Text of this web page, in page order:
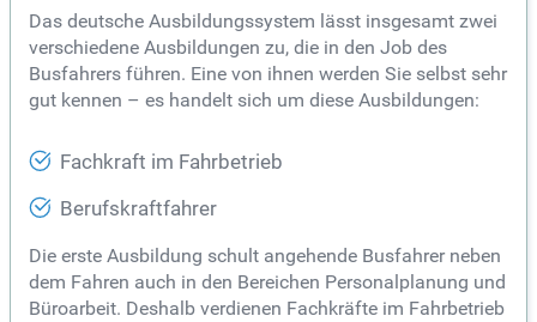
Das deutsche Ausbildungssystem lässt insgesamt zwei
verschiedene Ausbildungen zu, die in den Job des
Busfahrers führen. Eine von ihnen werden Sie selbst sehr
gut kennen – es handelt sich um diese Ausbildungen:
Fachkraft im Fahrbetrieb
Berufskraftfahrer
Die erste Ausbildung schult angehende Busfahrer neben
dem Fahren auch in den Bereichen Personalplanung und
Büroarbeit. Deshalb verdienen Fachkräfte im Fahrbetrieb